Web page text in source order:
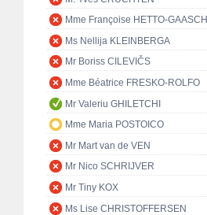
Mme Françoise HETTO-GAASCH
Ms Nellija KLEINBERGA
Mr Boriss CILEVIČS
Mme Béatrice FRESKO-ROLFO
Mr Valeriu GHILETCHI
Mme Maria POSTOICO
Mr Mart van de VEN
Mr Nico SCHRIJVER
Mr Tiny KOX
Ms Lise CHRISTOFFERSEN